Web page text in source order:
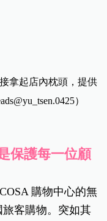
拿起店內枕頭，提供
）
保護每一位顧
購物中心的無
客購物。突如其